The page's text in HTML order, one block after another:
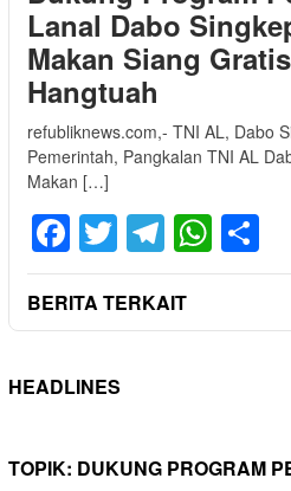
Lanal Dabo
Makan Siang
Hangtuah
refubliknews.com,- TNI AL, Dabo
Pemerintah, Pangkalan TNI AL
Makan […]
Facebook
Twitter
BERITA TERKAIT
HEADLINES
TOPIK: DUKUNG PROGRAM